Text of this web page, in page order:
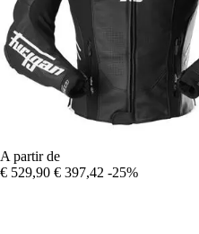
A partir de
€ 529,90 € 397,42 -25%